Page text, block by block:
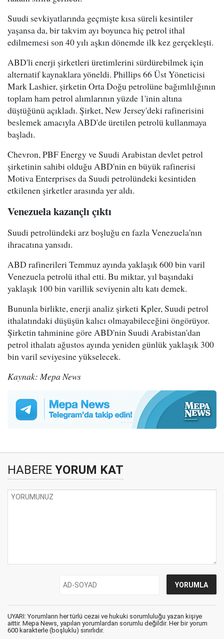
Suudi sevkiyatlarında geçmişte kısa süreli kesintiler
yaşansa da, bir takvim ayı boyunca hiç petrol ithal
edilmemesi son 40 yılı aşkın dönemde ilk kez gerçekleşti.
ABD'li enerji şirketleri üretimlerini sürdürebilmek için
alternatif kaynaklara yöneldi. Phillips 66 Üst Yöneticisi
Mark Lashier, şirketin Orta Doğu petrolüne bağımlılığının
toplam ham petrol alımlarının yüzde 1'inin altına
düştüğünü açıkladı. Şirket, New Jersey'deki rafinerisini
beslemek amacıyla ABD'de üretilen petrolü kullanmaya
başladı.
Chevron, PBF Energy ve Suudi Arabistan devlet petrol
şirketinin sahibi olduğu ABD'nin en büyük rafinerisi
Motiva Enterprises da Suudi petrolündeki kesintiden
etkilenen şirketler arasında yer aldı.
Venezuela kazançlı çıktı
Suudi petrolündeki arz boşluğu en fazla Venezuela'nın
ihracatına yansıdı.
ABD rafinerileri Temmuz ayında yaklaşık 600 bin varil
Venezuela petrolü ithal etti. Bu miktar, yıl başındaki
yaklaşık 100 bin varillik seviyenin altı katı demek.
Bununla birlikte, enerji analiz şirketi Kpler, Suudi petrol
ithalatındaki düşüşün kalıcı olmayabileceğini öngörüyor.
Şirketin tahminine göre ABD'nin Suudi Arabistan'dan
petrol ithalatı ağustos ayında yeniden günlük yaklaşık 300
bin varil seviyesine yükselecek.
Kaynak: Mepa News
HABERE YORUM KAT
UYARI: Yorumların her türlü cezai ve hukuki sorumluluğu yazan kişiye
aittir. Mepa News, yapılan yorumlardan sorumlu değildir. Her bir yorum
600 karakterle (boşluklu) sınırlıdır.